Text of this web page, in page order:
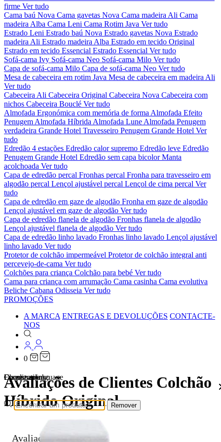
firme Ver tudo
Cama baú Nova Cama gavetas Nova Cama madeira Ali Cama
madeira Alba Cama Leni Cama Rotim Java Ver tudo
Estrado Leni Estrado baú Nova Estrado gavetas Nova Estrado
madeira Ali Estrado madeira Alba Estrado em tecido Original
Estrado em tecido Essencial Estrado Essencial Ver tudo
Sofá-cama Ivy Sofá-cama Neo Sofá-cama Milo Ver tudo
Capa de sofá-cama Milo Capa de sofá-cama Neo Ver tudo
Mesa de cabeceira em rotim Java Mesa de cabeceira em madeira Ali
Ver tudo
Cabeceira Ali Cabeceira Original Cabeceira Nova Cabeceira com
nichos Cabeceira Bouclé Ver tudo
Almofada Ergonómica com memória de forma Almofada Efeito
Penugem Almofada Híbrida Almofada Lune Almofada Penugem
verdadeira Grande Hotel Travesseiro Penugem Grande Hotel Ver
tudo
Edredão 4 estações Edredão calor supremo Edredão leve Edredão
Penugem Grande Hotel Edredão sem capa bicolorManta
acolchoada Ver tudo
Capa de edredão percal Fronhas percal Fronha para travesseiro em
algodão percal Lençol ajustável percal Lençol de cima percal Ver
tudo
Capa de edredão em gaze de algodão Fronha em gaze de algodão
Lençol ajustável em gaze de algodão Ver tudo
Capa de edredão flanela de algodão Fronhas flanela de algodão
Lençol ajustável flanela de algodão Ver tudo
Capa de edredão linho lavado Fronhas linho lavado Lençol ajustável
linho lavado Ver tudo
Protetor de colchão impermeável Protetor de colchão integral anti
percevejo-de-cama Ver tudo
Colchões para criança Colchão para bebé Ver tudo
Cama para criança com arrumação Cama casinha Cama evolutiva
Beliche Cabana Odisseia Ver tudo
PROMOÇÕES
A MARCA ENTREGAS E DEVOLUÇÕES CONTACTE-
NOS
0
Localizations
Choose a language
Encontrar
Remover
O seu carrinho
Avaliações de Clientes Colchão
Híbrido Original
Avaliações de Clientes